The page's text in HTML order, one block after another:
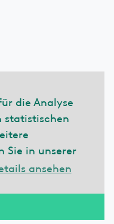
die Analyse
statistischen
Sie in unserer
ansehen